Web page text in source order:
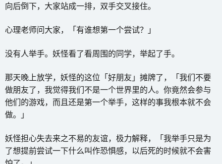
向后倒下，大家站成一排，双手交叉接住。
心理老师问大家，「有谁想第一个尝试？」
没有人举手。妖怪看了看周围的同学，举起了手。
那天晚上放学，妖怪的这位「好朋友」摊牌了，「我们不要
做朋友了，我觉得我们不是一个世界里的人。你竟然会参与
他们的游戏，而且还是第一个举手，这样的事我根本就不会
做。」
妖怪担心失去来之不易的友谊，极力解释，「我举手只是为
了想提前尝试一下什么叫作恐惧感，以后死的时候就不会害